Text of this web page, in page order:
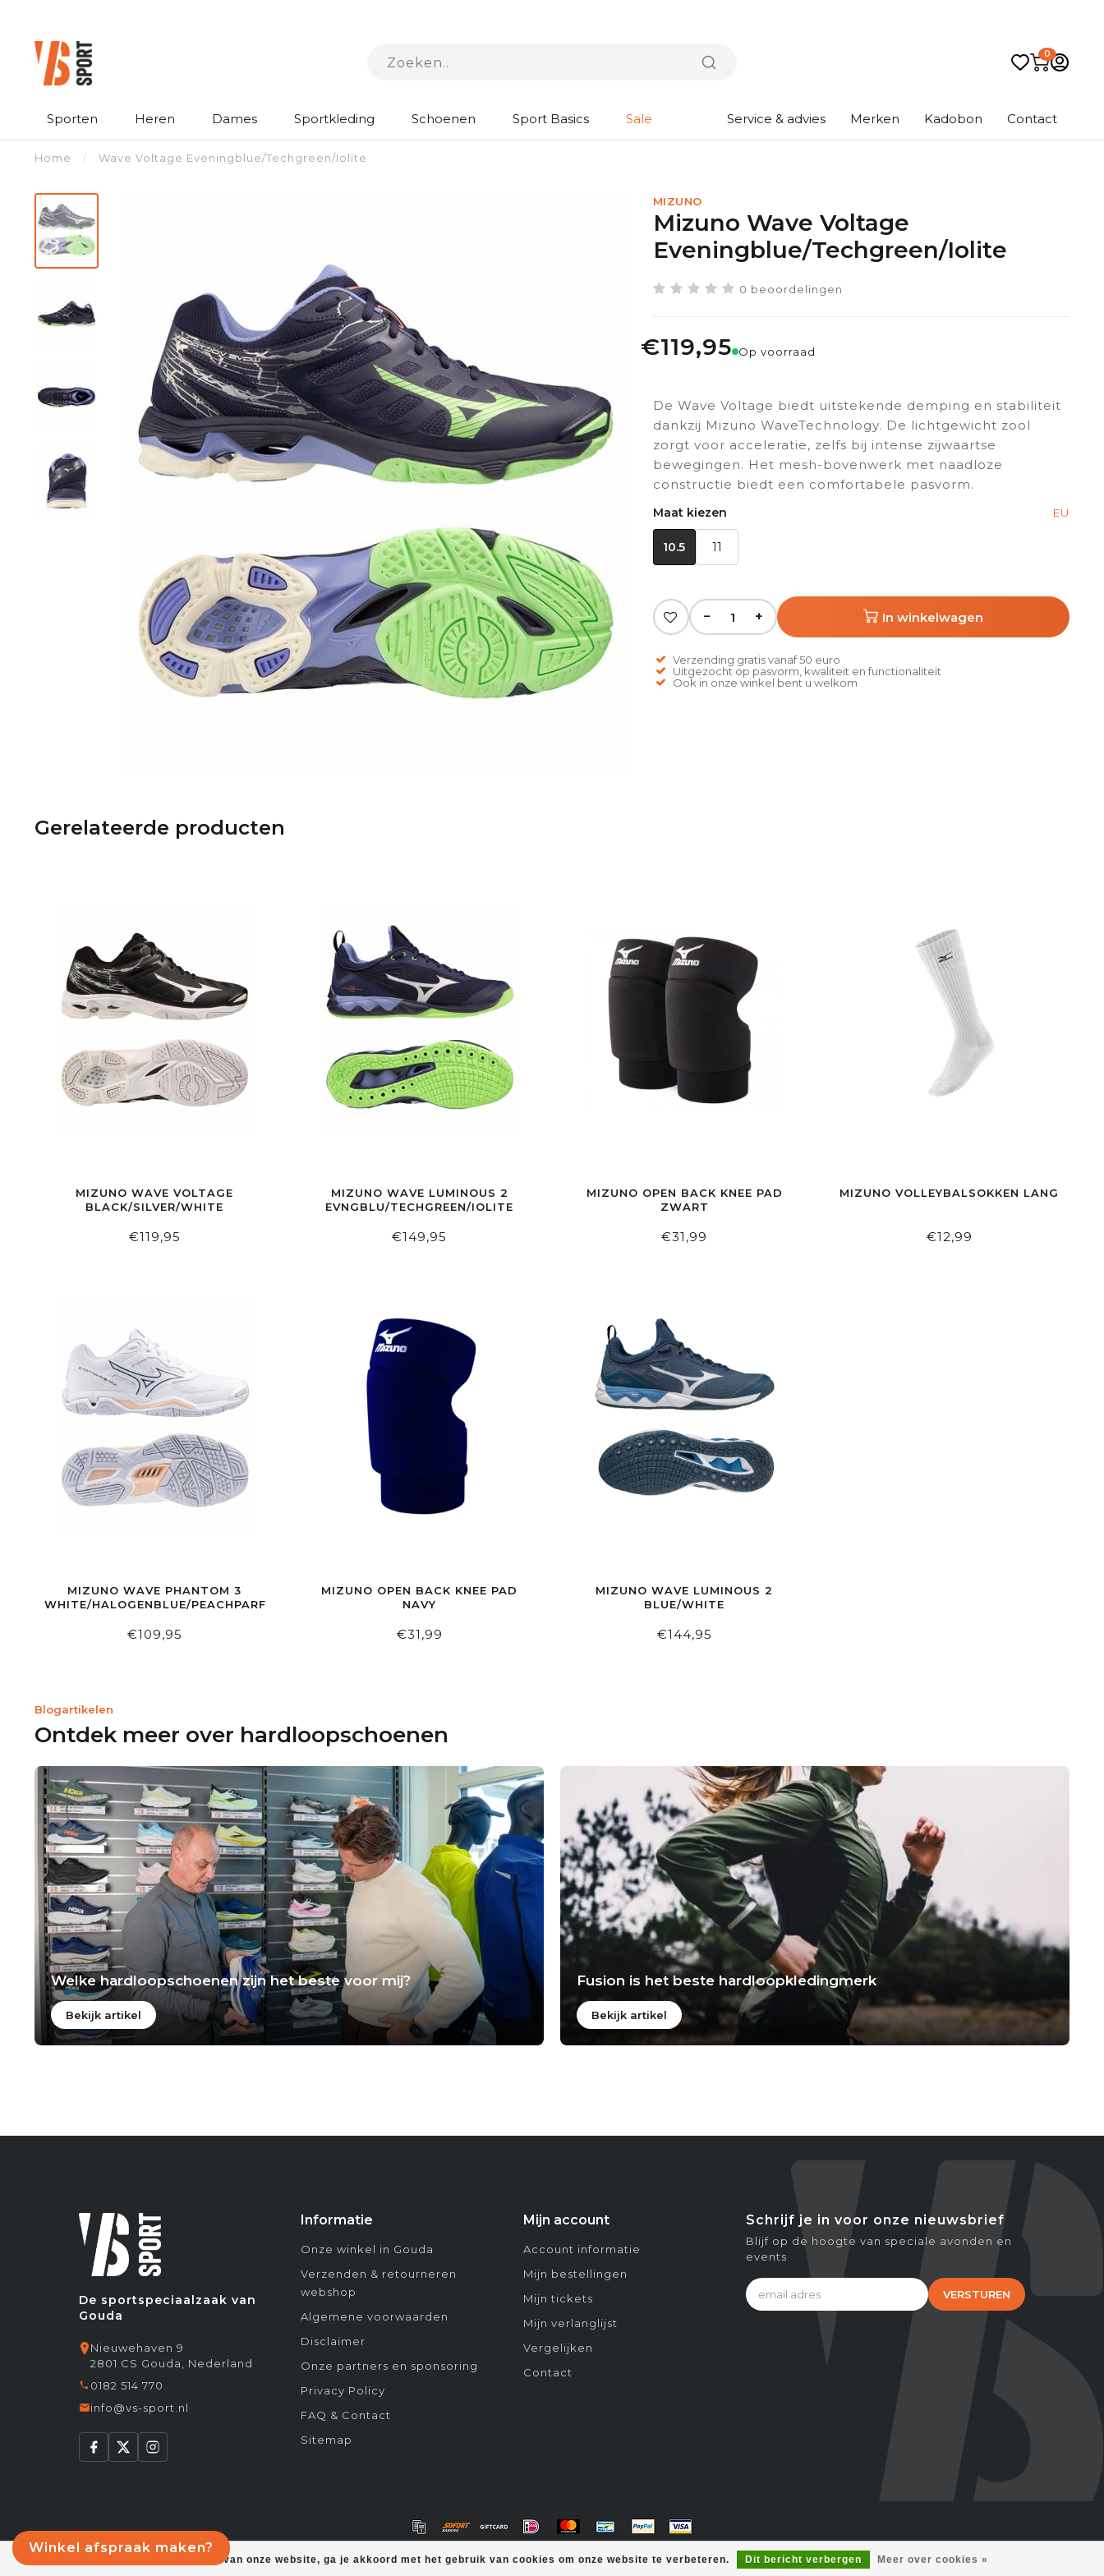
Winkel afspraak maken?
0
Sporten Heren Dames Sportkleding Schoenen Sport Basics Sale Service & advies Merken Kadobon Contact
Home / Wave Voltage Eveningblue/Techgreen/Iolite
MIZUNO
Mizuno Wave Voltage
Eveningblue/Techgreen/Iolite
0 beoordelingen
€119,95 Op voorraad
De Wave Voltage biedt uitstekende demping en stabiliteit
dankzij Mizuno WaveTechnology. De lichtgewicht zool
zorgt voor acceleratie, zelfs bij intense zijwaartse
bewegingen. Het mesh-bovenwerk met naadloze
constructie biedt een comfortabele pasvorm.
Maat kiezen EU
10.5 11
− + In winkelwagen
Verzending gratis vanaf 50 euro
Uitgezocht op pasvorm, kwaliteit en functionaliteit
Ook in onze winkel bent u welkom
Gerelateerde producten
MIZUNO WAVE VOLTAGE
BLACK/SILVER/WHITE
€119,95
MIZUNO WAVE LUMINOUS 2
EVNGBLU/TECHGREEN/IOLITE
€149,95
MIZUNO OPEN BACK KNEE PAD
ZWART
€31,99
MIZUNO VOLLEYBALSOKKEN LANG
€12,99
MIZUNO WAVE PHANTOM 3
WHITE/HALOGENBLUE/PEACHPARFAIT
€109,95
MIZUNO OPEN BACK KNEE PAD
NAVY
€31,99
MIZUNO WAVE LUMINOUS 2
BLUE/WHITE
€144,95
Blogartikelen
Ontdek meer over hardloopschoenen
Welke hardloopschoenen zijn het beste voor mij?
Bekijk artikel
Fusion is het beste hardloopkledingmerk
Bekijk artikel
Door het gebruiken van onze website, ga je akkoord met het gebruik van cookies om onze website te verbeteren. Dit bericht verbergen Meer over cookies »
De sportspeciaalzaak van
Gouda
Nieuwehaven 9
2801 CS Gouda, Nederland
0182 514 770
info@vs-sport.nl
Informatie
Onze winkel in Gouda
Verzenden & retourneren
webshop
Algemene voorwaarden
Disclaimer
Onze partners en sponsoring
Privacy Policy
FAQ & Contact
Sitemap
Mijn account
Account informatie
Mijn bestellingen
Mijn tickets
Mijn verlanglijst
Vergelijken
Contact
Schrijf je in voor onze nieuwsbrief
Blijf op de hoogte van speciale avonden en
events
VERSTUREN